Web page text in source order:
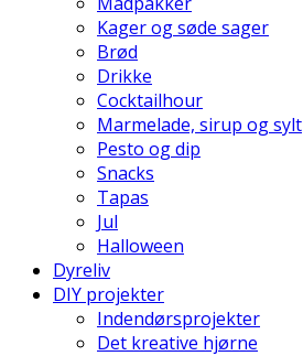
Kager og søde sager
Brød
Drikke
Cocktailhour
Marmelade, sirup og sylt
Pesto og dip
Snacks
Tapas
Jul
Halloween
Dyreliv
DIY projekter
Indendørsprojekter
Det kreative hjørne